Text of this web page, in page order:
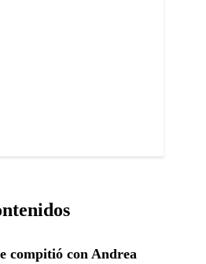
compitió con Andrea